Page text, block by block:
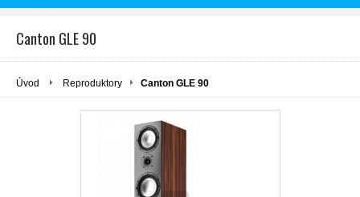
Canton GLE 90
Úvod Reproduktory Canton GLE 90